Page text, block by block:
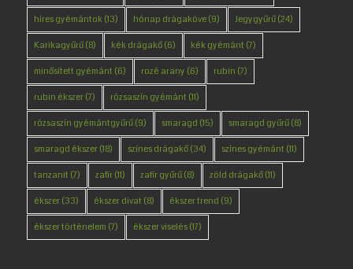
híres gyémántok(13) hónap drágaköve(9) Jegygyűrű(24)
Karikagyűrű(8) kék drágakő(6) kék gyémánt (7)
minősített gyémánt (6) rozé arany (6) rubin (7)
rubin ékszer(7) rózsaszín gyémánt (11)
rózsaszín gyémántgyűrű(9) smaragd (15) smaragd gyűrű(8)
smaragd ékszer(18) színes drágakő(34) színes gyémánt (11)
tanzanit (7) zafír(11) zafír gyűrű(8) zöld drágakő(11)
ékszer(33) ékszer divat (8) ékszer trend (9)
ékszer történelem (7) ékszer viselés(17)